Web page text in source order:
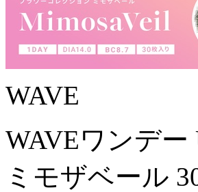
WAVE
WAVEワンデ
ミモザベール